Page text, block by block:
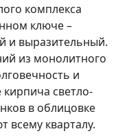
комплекса
ключе –
и выразительный.
из монолитного
и
светло-
в облицовке
всему кварталу.